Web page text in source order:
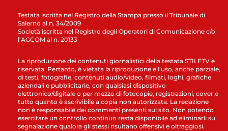
Testata iscritta nel Registro della Stampa presso il Tribunale di
Salerno al n. 34/2009
Società iscritta nel Registro degli Operatori di Comunicazione c/o
l’AGCOM al n. 20133
La riproduzione dei contenuti giornalistici della testata STILETV è
riservata. Pertanto, è vietata la riproduzione e l’uso, anche parziale,
di testi, fotografie, contenuti audio/video, filmati, loghi, grafiche
aziendali e pubblicitarie, con qualsiasi dispositivo
elettronico/digitale o per mezzo di fotocopie, registrazioni, cover e
tutto quanto è ascrivibile a copia non autorizzata. La redazione
non è responsabile dei commenti presenti sul sito. Non potendo
esercitare un controllo continuo resta disponibile ad eliminarli su
segnalazione qualora gli stessi risultano offensivi e oltraggiosi.